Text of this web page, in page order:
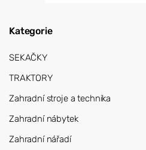
Kategorie
SEKAČKY
TRAKTORY
Zahradní stroje a technika
Zahradní nábytek
Zahradní nářadí